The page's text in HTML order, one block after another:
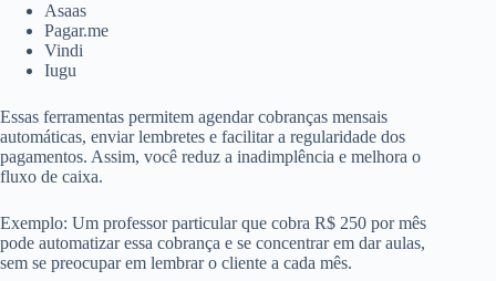
Asaas
Pagar.me
Vindi
Iugu
Essas ferramentas permitem agendar cobranças mensais
automáticas, enviar lembretes e facilitar a regularidade dos
pagamentos. Assim, você reduz a inadimplência e melhora o
fluxo de caixa.
Exemplo: Um professor particular que cobra R$ 250 por mês
pode automatizar essa cobrança e se concentrar em dar aulas,
sem se preocupar em lembrar o cliente a cada mês.